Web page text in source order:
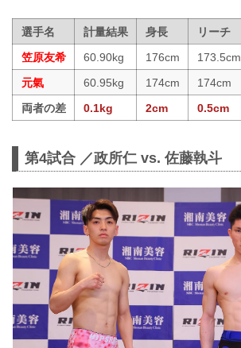
選手名 計量結果 身長
リーチ
笠原友希
60.90kg 176cm
173.5cm
元氣
60.95kg 174cm
174cm
両者の差
0.1kg 2cm 0.5cm
第4試合 ／政所仁 vs. 佐藤執斗